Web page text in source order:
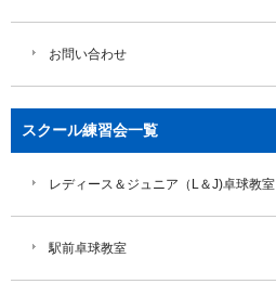
お問い合わせ
スクール練習会一覧
レディース＆ジュニア（L＆J)卓球教室
駅前卓球教室